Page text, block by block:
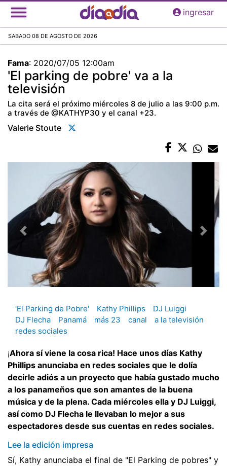
Pasar
al
principal
ingresar
SABADO 08 DE AGOSTO DE 2026
Fama: 2020/07/05 12:00am
'El parking de pobre' va a la
televisión
La cita será el próximo miércoles 8 de julio a las 9:00 p.m.
a través de @KATHYP30 y el canal +23.
Valerie Stoute
'El Parking de Pobre' Kathy Phillips
DJ Luiggi
DJ Flecha
Panamá más 23 canal
a la televisión
redes sociales
¡Ahora sí viene la cosa rica! Hace unos días Kathy
Phillips anunciaba en redes sociales que le dolía
decirle adiós a un proyecto que había gustado mucho
a los panameños que son amantes de la buena
música y de la plena. Cada miércoles ella y DJ Luiggi,
así como DJ Flecha le llevaban lo mejor a sus
espectadores desde sus cuentas en redes sociales.
Lee la edición impresa
Sí, Kathy anunciaba el final de "El Parking de pobres" y